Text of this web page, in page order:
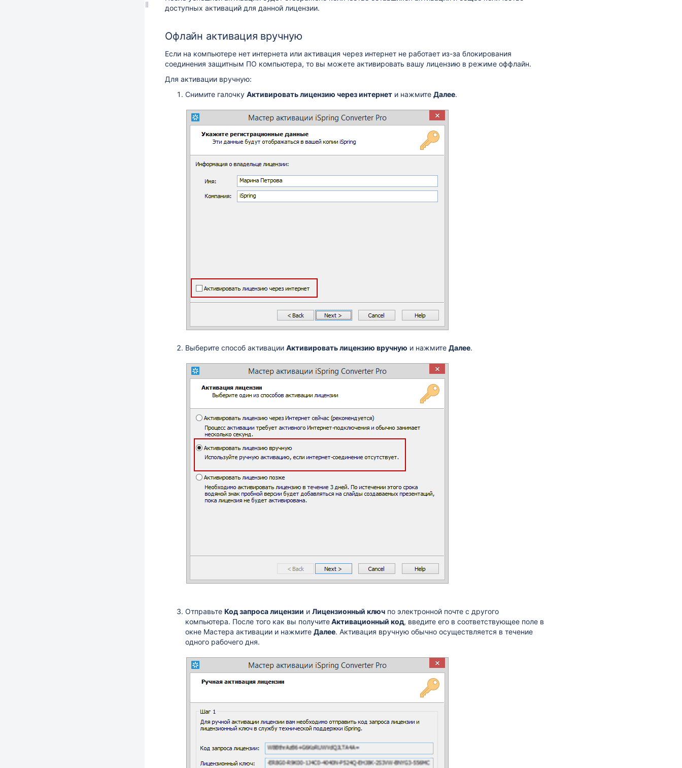
доступных активаций для данной лицензии.
Офлайн активация вручную
Если на компьютере нет интернета или активация через интернет не работает из-за блокирования
соединения защитным ПО компьютера, то вы можете активировать вашу лицензию в режиме оффлайн.
Для активации вручную:
Снимите галочку Активировать лицензию через интернет и нажмите Далее.
Выберите способ активации Активировать лицензию вручную и нажмите Далее.
Отправьте Код запроса лицензии и Лицензионный ключ по электронной почте с другого
компьютера. После того как вы получитеАктивационный код, введите его в соответствующее поле в
окне Мастера активации и нажмите Далее. Активация вручную обычно осуществляется в течение
одного рабочего дня.